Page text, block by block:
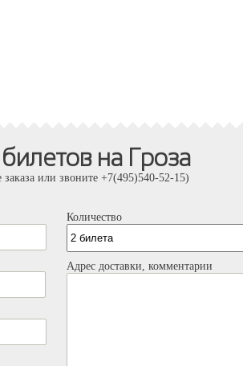
на Гроза
или звоните +7(495)540-52-15)
Количество
Адрес доставки, комментарии